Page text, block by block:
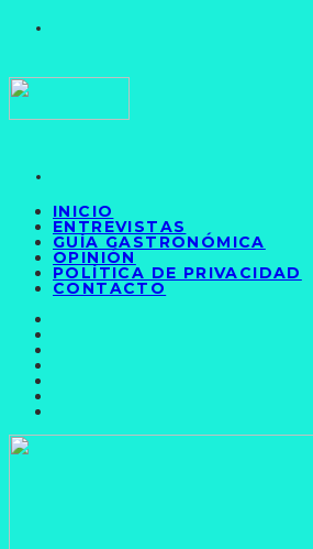
INICIO
ENTREVISTAS
GUÍA GASTRONÓMICA
OPINIÓN
POLÍTICA DE PRIVACIDAD
CONTACTO